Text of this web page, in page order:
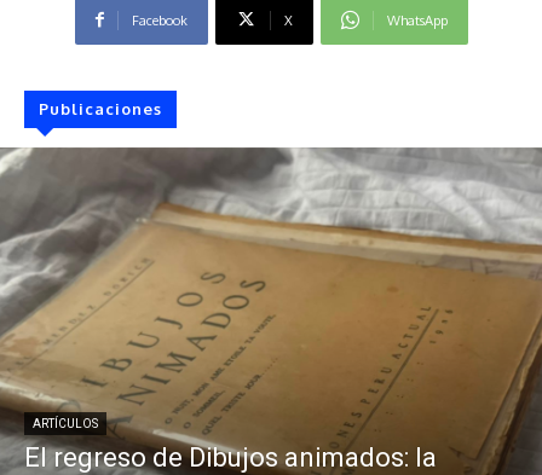
Facebook X WhatsApp
Publicaciones
ARTÍCULOS
El regreso de Dibujos animados: la